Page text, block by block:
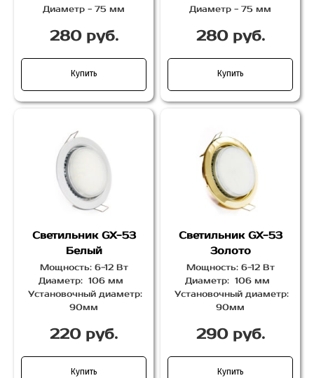
Диаметр - 75 мм
280 руб.
Купить
Диаметр - 75 мм
280 руб.
Купить
Светильник GX-53
Белый
Мощность: 6-12 Вт
Диаметр: 106 мм
Установочный диаметр:
90мм
220 руб.
Купить
Светильник GX-53
Золото
Мощность: 6-12 Вт
Диаметр: 106 мм
Установочный диаметр:
90мм
290 руб.
Купить